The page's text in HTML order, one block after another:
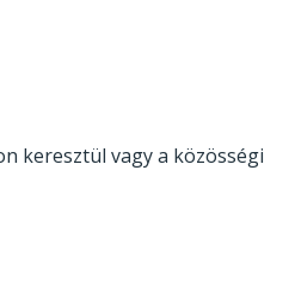
keresztül vagy a közösségi